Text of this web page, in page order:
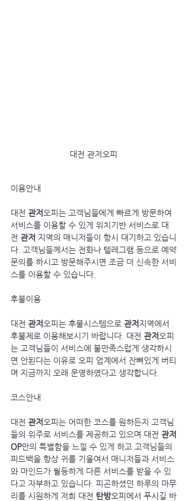
대전 관저오피
이용안내
대전 관저 오피는 고객님들에게 빠르게 방문하여
서비스를 이용할 수 있게 위치기반 서비스로 대
전 관저 지역의 매니저들이 항시 대기하고 있습니
다. 고객님들께서는 전화나 텔레그램 등으로 예약
문의를 하시고 방문해주시면 조금 더 신속한 서비
스를 이용할 수 있습니다.
후불이용
대전 관저 오피는 후불시스템으로 관저지역에서
후불제로 이용해보시기 바랍니다. 대전 관저 오피
는 고객님들이 서비스에 불만족스럽게 생각하시
면 안된다는 이유로 오피 업계에서 잔뼈있게 버티
며 지금까지 오래 운영하였다고 생각합니다.
코스안내
대전 관저 오피는 어떠한 코스를 원하든지 고객님
들의 위주로 서비스를 제공하고 있으며 대전 관저
OP만의 특별함을 느낄 수 있게 하고 고객님들의
피드백을 항상 귀를 기울여서 매니저들과 서비스
와 마인드가 월등하게 다른 서비스를 받을 수 있
다고 자부하고 있습니다. 피곤하셨던 하루의 마무
리를 시원하게 저희 대전 탄방오피에서 푸시길 바